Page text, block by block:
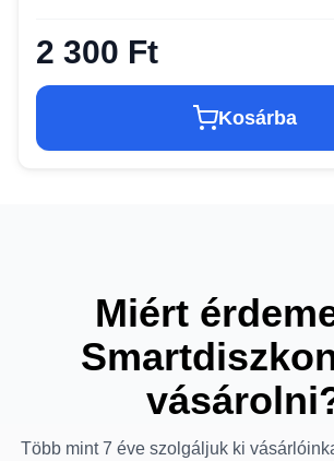
2 300 Ft
Kosárba
Miért
Több mint 7 éve szolgáljuk ki